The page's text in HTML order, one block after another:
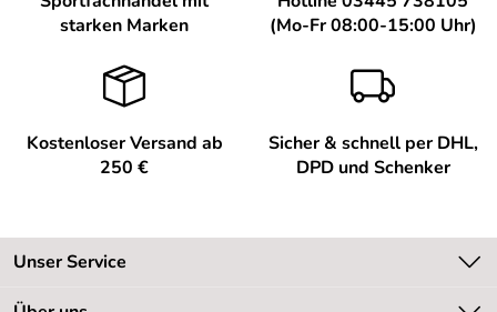
starken Marken
(Mo-Fr 08:00-15:00 Uhr)
Kostenloser Versand ab
250 €
Sicher & schnell per DHL,
DPD und Schenker
Unser Service
Kontakt